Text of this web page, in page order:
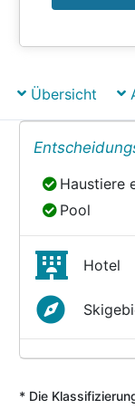
Übersicht
Haustiere
Haustiere
Pool
Pool
Hotel
* Die